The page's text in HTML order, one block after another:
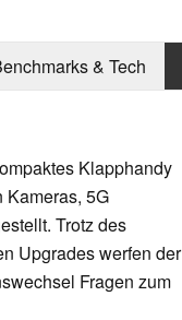
& Tech
Klapphandy
Kameras, 5G
Trotz des
Upgrades werfen der
Fragen zum